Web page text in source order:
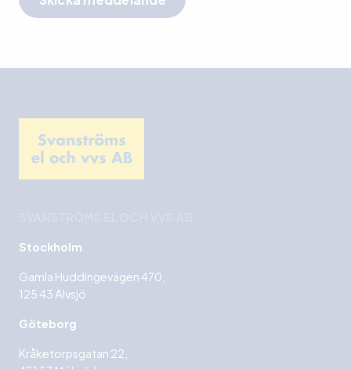
Stockholm
Gamla Huddingevägen 470,
125 43 Älvsjö
Göteborg
Kråketorpsgatan 22,